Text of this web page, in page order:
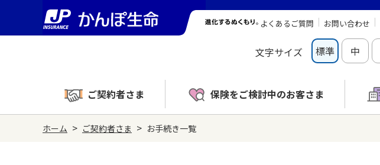
よくあるご質問 お問い合わせ
文字サイズ 標準 中
ご契約者さま 保険をご検討中のお客さま
ホーム > ご契約者さま > お手続き一覧